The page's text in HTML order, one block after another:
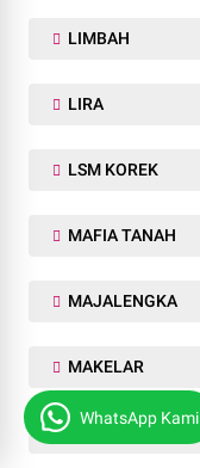
LIMBAH
LIRA
LSM KOREK
MAFIA TANAH
MAJALENGKA
MAKELAR
MANADO
WhatsApp Kami